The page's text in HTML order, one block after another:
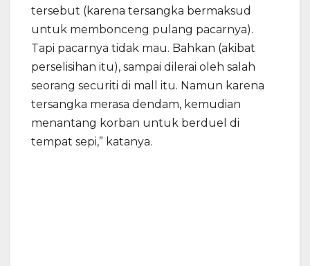
tersebut (karena tersangka bermaksud
untuk membonceng pulang pacarnya).
Tapi pacarnya tidak mau. Bahkan (akibat
perselisihan itu), sampai dilerai oleh salah
seorang securiti di mall itu. Namun karena
tersangka merasa dendam, kemudian
menantang korban untuk berduel di
tempat sepi,” katanya.